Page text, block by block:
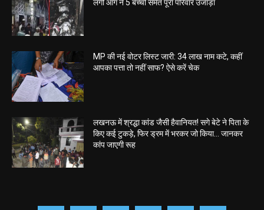
लगी आग ने 5 बच्चों समेत पूरा परिवार उजाड़ा
MP की नई वोटर लिस्ट जारी: 34 लाख नाम कटे, कहीं
आपका पत्ता तो नहीं साफ? ऐसे करें चेक
लखनऊ में श्रद्धा कांड जैसी हैवानियत! सगे बेटे ने पिता के
किए कई टुकड़े, फिर ड्रम में भरकर जो किया… जानकर
कांप जाएगी रूह